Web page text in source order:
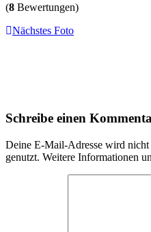
(8 Bewertungen)
Nächstes Foto
Schreibe einen
Deine E-Mail-Adresse wird nicht
genutzt. Weitere Informationen